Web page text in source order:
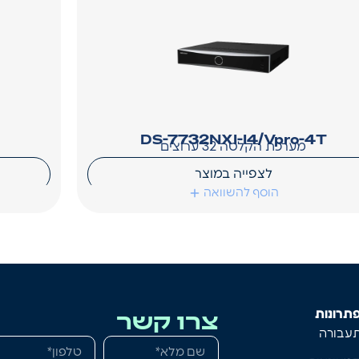
DS-7732NXI-I4/Vpro-4T
מערכת הקלטה 32 ערוצים
לצפייה במוצר
הוסף להשוואה
צרו קשר